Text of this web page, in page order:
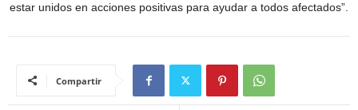
estar unidos en acciones positivas para ayudar a todos afectados”.
Compartir